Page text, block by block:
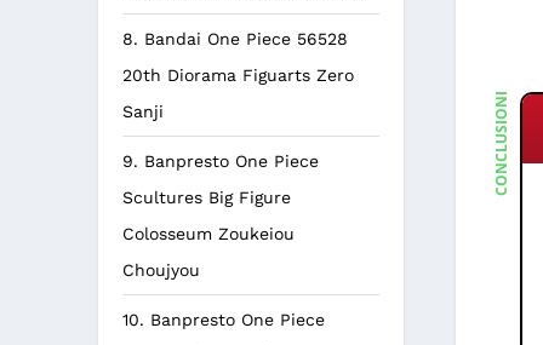
8. Bandai One Piece 56528
20th Diorama Figuarts Zero
Sanji
9. Banpresto One Piece
Scultures Big Figure
Colosseum Zoukeiou
Choujyou
10. Banpresto One Piece
CONCLUSIONE